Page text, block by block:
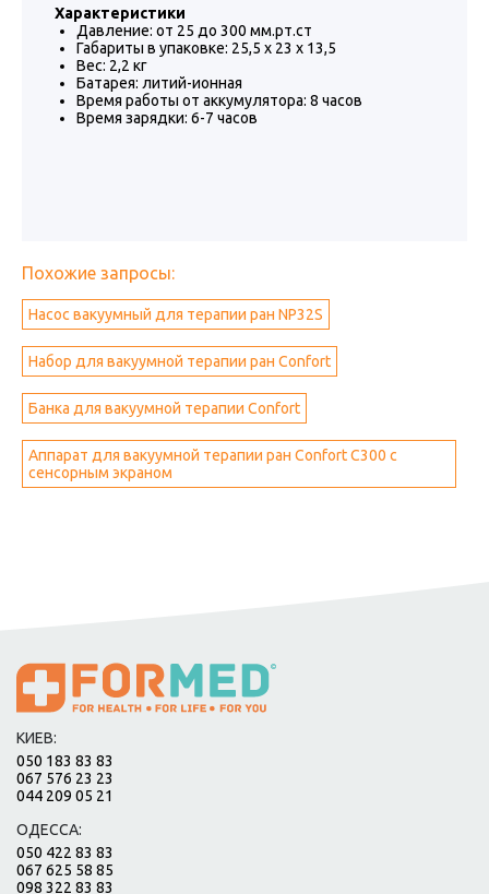
Характеристики
Давление: от 25 до 300 мм.рт.ст
Габариты в упаковке: 25,5 х 23 х 13,5
Вес: 2,2 кг
Батарея: литий-ионная
Время работы от аккумулятора: 8 часов
Время зарядки: 6-7 часов
Похожие запросы:
Насос вакуумный для терапии ран NP32S
Набор для вакуумной терапии ран Confort
Банка для вакуумной терапии Confort
Аппарат для вакуумной терапии ран Confort C300 с
сенсорным экраном
КИЕВ:
050 183 83 83
067 576 23 23
044 209 05 21
ОДЕССА:
050 422 83 83
067 625 58 85
098 322 83 83